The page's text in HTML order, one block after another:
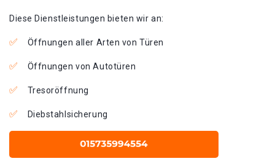
Diese Dienstleistungen bieten wir an:
Öffnungen aller Arten von Türen
Öffnungen von Autotüren
Tresoröffnung
Diebstahlsicherung